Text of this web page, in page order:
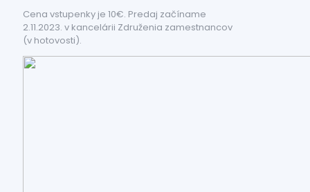
Cena vstupenky je 10€. Predaj začíname
2.11.2023. v kancelárii Združenia zamestnancov
(v hotovosti).